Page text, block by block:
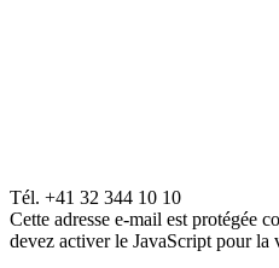
Tél. +41 32 344 10 10
Cette adresse e-mail est protégée
devez activer le JavaScript pour la